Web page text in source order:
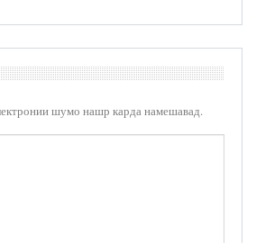
шумо нашр карда намешавад.